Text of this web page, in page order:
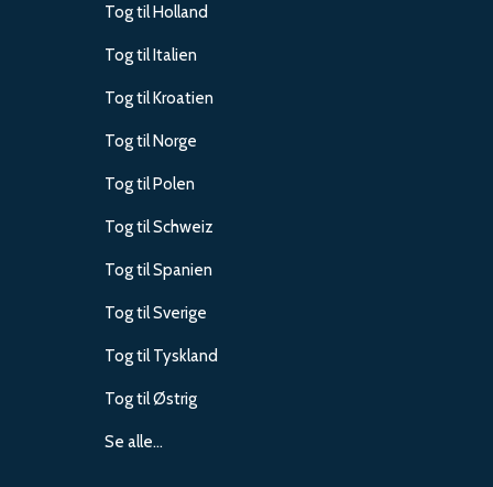
Tog til Holland
Tog til Italien
Tog til Kroatien
Tog til Norge
Tog til Polen
Tog til Schweiz
Tog til Spanien
Tog til Sverige
Tog til Tyskland
Tog til Østrig
Se alle…